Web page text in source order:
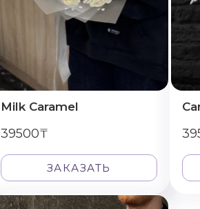
Milk Caramel
39500₸
ЗАКАЗАТЬ